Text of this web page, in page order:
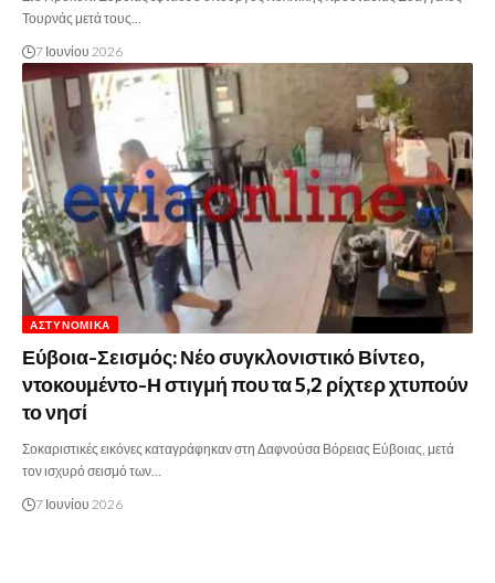
Τουρνάς μετά τους…
7 Ιουνίου 2026
ΑΣΤΥΝΟΜΙΚΆ
Εύβοια-Σεισμός: Νέο συγκλονιστικό Βίντεο,
ντοκουμέντο-Η στιγμή που τα 5,2 ρίχτερ χτυπούν
το νησί
Σοκαριστικές εικόνες καταγράφηκαν στη Δαφνούσα Βόρειας Εύβοιας, μετά
τον ισχυρό σεισμό των…
7 Ιουνίου 2026